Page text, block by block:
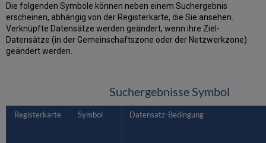
Die folgenden Symbole können neben einem Suchergebnis
erscheinen, abhängig von der Registerkarte, die Sie ansehen.
Verknüpfte Datensätze werden geändert, wenn ihre Ziel-
Datensätze (in der Gemeinschaftszone oder der Netzwerkzone)
geändert werden.
Suchergebnisse Symbol
Registerkarte Symbol Datensatz-Bedingung